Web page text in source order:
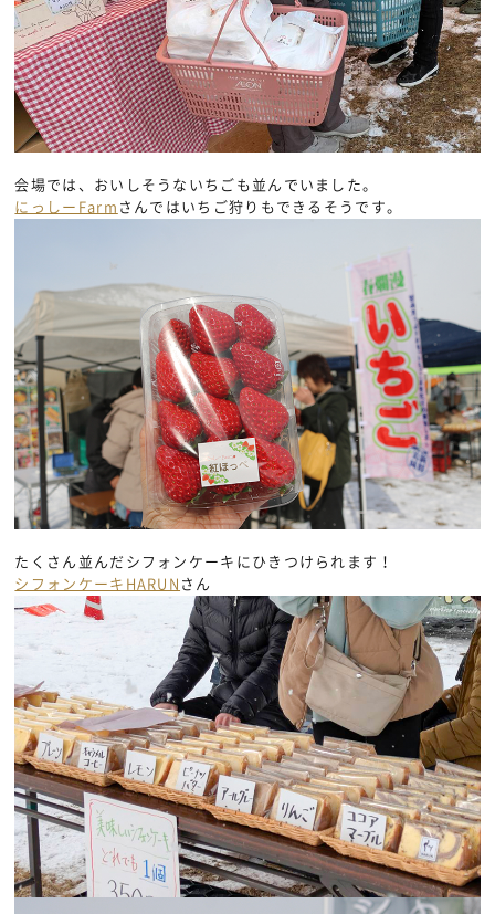
会場では、おいしそうないちごも並んでいました。
にっしーFarm さんではいちご狩りもできるそうです。
たくさん並んだシフォンケーキにひきつけられます！
シフォンケーキHARUN さん